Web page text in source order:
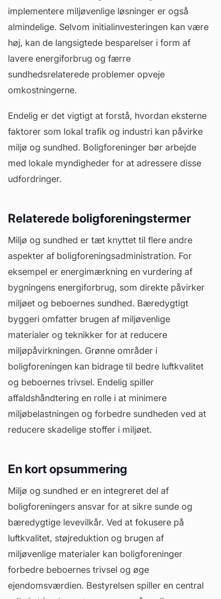
implementere miljøvenlige løsninger er også
almindelige. Selvom initialinvesteringen kan være
høj, kan de langsigtede besparelser i form af
lavere energiforbrug og færre
sundhedsrelaterede problemer opveje
omkostningerne.
Endelig er det vigtigt at forstå, hvordan eksterne
faktorer som lokal trafik og industri kan påvirke
miljø og sundhed. Boligforeninger bør arbejde
med lokale myndigheder for at adressere disse
udfordringer.
Relaterede boligforeningstermer
Miljø og sundhed er tæt knyttet til flere andre
aspekter af boligforeningsadministration. For
eksempel er energimærkning en vurdering af
bygningens energiforbrug, som direkte påvirker
miljøet og beboernes sundhed. Bæredygtigt
byggeri omfatter brugen af miljøvenlige
materialer og teknikker for at reducere
miljøpåvirkningen. Grønne områder i
boligforeningen kan bidrage til bedre luftkvalitet
og beboernes trivsel. Endelig spiller
affaldshåndtering en rolle i at minimere
miljøbelastningen og forbedre sundheden ved at
reducere skadelige stoffer i miljøet.
En kort opsummering
Miljø og sundhed er en integreret del af
boligforeningers ansvar for at sikre sunde og
bæredygtige levevilkår. Ved at fokusere på
luftkvalitet, støjreduktion og brugen af
miljøvenlige materialer kan boligforeninger
forbedre beboernes trivsel og øge
ejendomsværdien. Bestyrelsen spiller en central